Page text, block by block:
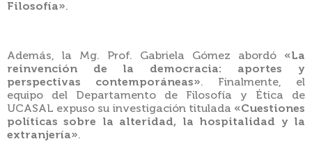
Filosofía».
Además, la Mg. Prof. Gabriela Gómez abordó «La
reinvención de la democracia: aportes y
perspectivas contemporáneas». Finalmente, el
equipo del Departamento de Filosofía y Ética de
UCASAL expuso su investigación titulada «Cuestiones
políticas sobre la alteridad, la hospitalidad y la
extranjería».